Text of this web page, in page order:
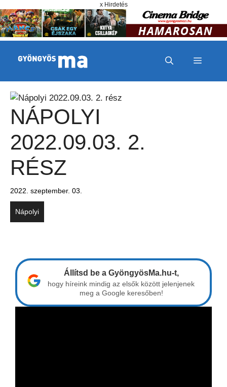
x Hirdetés
MENÜ
NÁPOLYI
2022.09.03. 2.
RÉSZ
2022. szeptember. 03.
Nápolyi
Állítsd be a GyöngyösMa.hu-t,
hogy híreink mindig az elsők között jelenjenek
meg a Google keresőben!